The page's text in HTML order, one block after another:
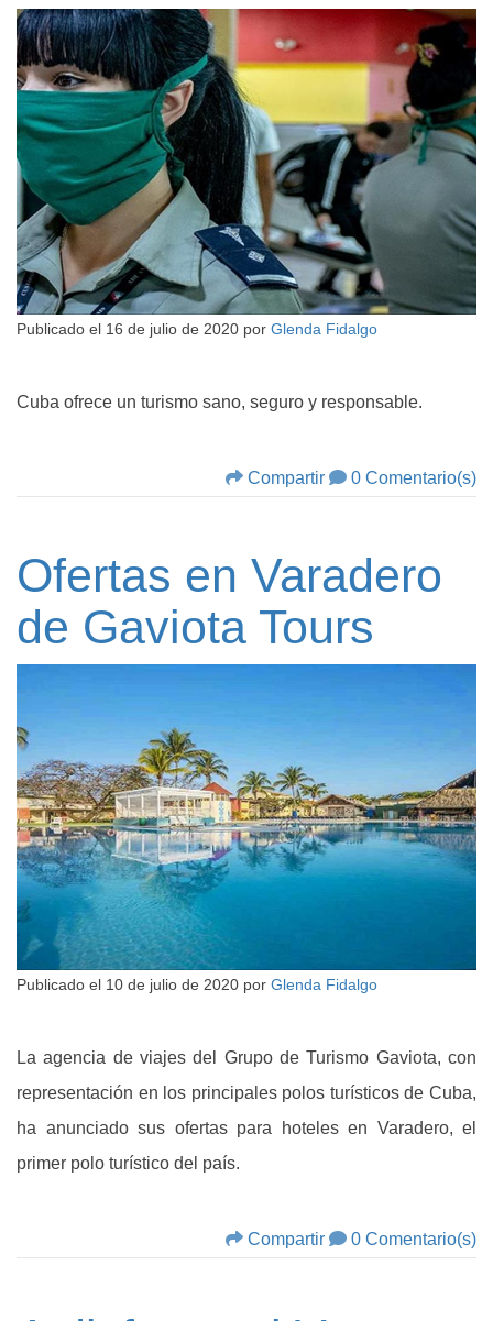
Publicado el 16 de julio de 2020 por Glenda Fidalgo
Cuba ofrece un turismo sano, seguro y responsable.
Compartir 0 Comentario(s)
Ofertas en Varadero
de Gaviota Tours
Publicado el 10 de julio de 2020 por Glenda Fidalgo
La agencia de viajes del Grupo de Turismo Gaviota, con
representación en los principales polos turísticos de Cuba,
ha anunciado sus ofertas para hoteles en Varadero, el
primer polo turístico del país.
Compartir 0 Comentario(s)